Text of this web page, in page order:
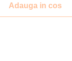
Adauga in cos